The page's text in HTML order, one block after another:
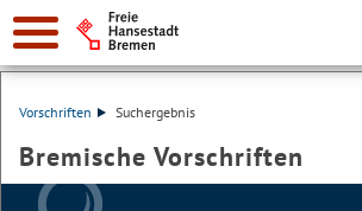
Vorschriften Suchergebnis
Bremische Vorschriften